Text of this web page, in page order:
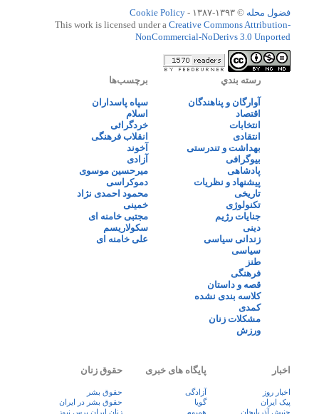
فضول محله © ۱۳۹۳-۱۳۸۷ -
Cookie Policy
This work is licensed under a Creative Commons Attribution-
NonCommercial-NoDerivs 3.0 Unported
رسته بندي
آوارگان و پناهندگان
اقتصاد
انتخابات
انتقادی
بهداشت و تندرستی
بیوگرافی
پادشاهی
پیشنهاد و نظریات
تاریخی
تکنولوژی
جنایات رژیم
دینی
زندانی سیاسی
سیاسی
طنز
فرهنگی
قصه و داستان
کلاسه بندی نشده
کمدی
مشکلات زنان
ورزش
برچسب‌ها
سپاه پاسداران
اسلام
خردگرائی
انقلاب فرهنگی
آخوند
آزادی
میرحسین موسوی
دموکراسی
محمود احمدی نژاد
خمینی
مجتبی خامنه ای
سکولاریسم
علی خامنه ای
اخبار
اخبار روز
پيک ايران
جنبش آذربایجان
پایگاه های خبری
آزادگی
گویا
همبوم
حقوق زنان
حقوق بشر
حقوق بشر در ایران
زنان ايران پرس نيوز